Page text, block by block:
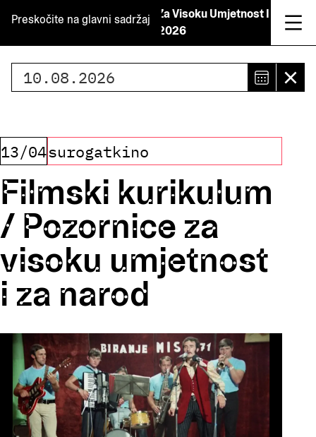
Preskočite na glavni sadržaj
Filmski Kurikulum / Pozornice Za Visoku Umjetnost I
Za Narod 13.4.2026
Odaberi datum
datum
je
10.
13/04surogatkino
Filmski kurikulum
/ Pozornice za
visoku umjetnost
i za narod